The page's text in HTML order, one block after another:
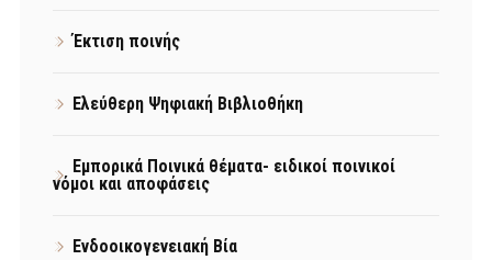
Έκτιση ποινής
Ελεύθερη Ψηφιακή Βιβλιοθήκη
Εμπορικά Ποινικά θέματα- ειδικοί ποινικοί
νόμοι και αποφάσεις
Ενδοοικογενειακή Βία